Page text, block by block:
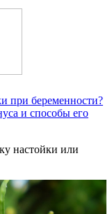
при беременности?
и способы его
настойки или